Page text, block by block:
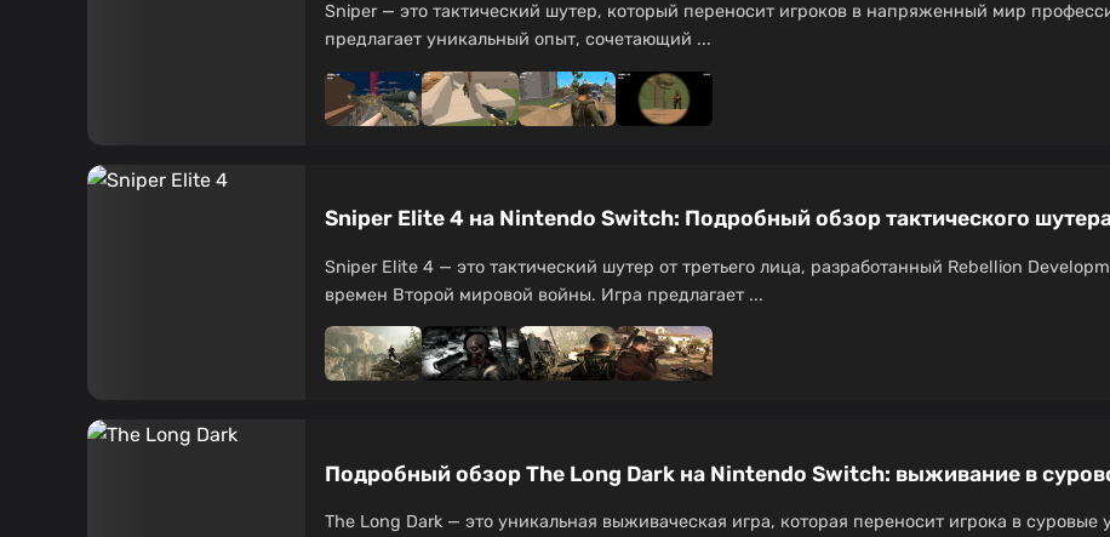
Sniper — это тактический шутер, который переносит игроков в напряженный мир
предлагает уникальный опыт, сочетающий ...
Sniper Elite 4 на Nintendo Switch: Подробный обзор тактического
Sniper Elite 4 — это тактический шутер от третьего лица, разработанный Rebellion
времен Второй мировой войны. Игра предлагает ...
Подробный обзор The Long Dark на Nintendo Switch: выживание в
The Long Dark — это уникальная выживаческая игра, которая переносит игрока в